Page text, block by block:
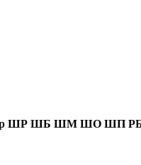
ШР ШБ ШМ ШО ШП